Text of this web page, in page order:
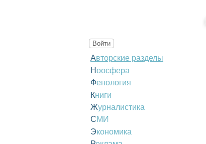
Войти
Авторские разделы
Ноосфера
Фенология
Книги
Журналистика
СМИ
Экономика